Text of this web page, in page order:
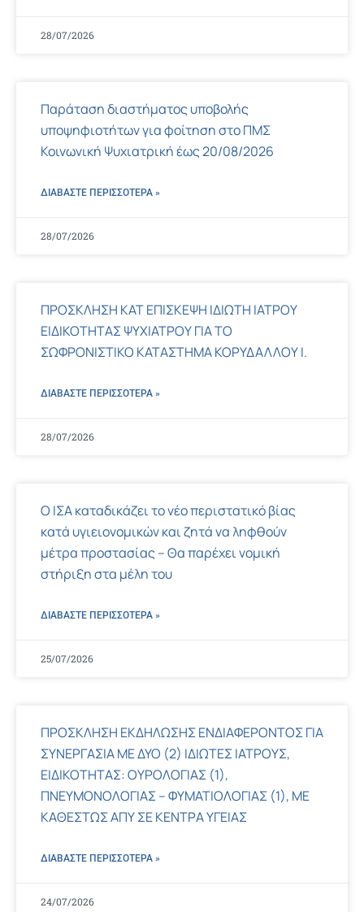
28/07/2026
Παράταση διαστήματος υποβολής
υποψηφιοτήτων για φοίτηση στο ΠΜΣ
Κοινωνική Ψυχιατρική έως 20/08/2026
ΔΙΑΒΑΣΤΕ ΠΕΡΙΣΣΌΤΕΡΑ »
28/07/2026
ΠΡΟΣΚΛΗΣΗ ΚΑΤ ΕΠΙΣΚΕΨΗ ΙΔΙΩΤΗ ΙΑΤΡΟΥ
ΕΙΔΙΚΟΤΗΤΑΣ ΨΥΧΙΑΤΡΟΥ ΓΙΑ ΤΟ
ΣΩΦΡΟΝΙΣΤΙΚΟ ΚΑΤΑΣΤΗΜΑ ΚΟΡΥΔΑΛΛΟΥ Ι.
ΔΙΑΒΑΣΤΕ ΠΕΡΙΣΣΌΤΕΡΑ »
28/07/2026
Ο ΙΣΑ καταδικάζει το νέο περιστατικό βίας
κατά υγιειονομικών και ζητά να ληφθούν
μέτρα προστασίας – Θα παρέχει νομική
στήριξη στα μέλη του
ΔΙΑΒΑΣΤΕ ΠΕΡΙΣΣΌΤΕΡΑ »
25/07/2026
ΠΡΟΣΚΛΗΣΗ ΕΚΔΗΛΩΣΗΣ ΕΝΔΙΑΦΕΡΟΝΤΟΣ ΓΙΑ
ΣΥΝΕΡΓΑΣΙΑ ΜΕ ΔΥΟ (2) ΙΔΙΩΤΕΣ ΙΑΤΡΟΥΣ,
ΕΙΔΙΚΟΤΗΤΑΣ: ΟΥΡΟΛΟΓΙΑΣ (1),
ΠΝΕΥΜΟΝΟΛΟΓΙΑΣ – ΦΥΜΑΤΙΟΛΟΓΙΑΣ (1), ΜΕ
ΚΑΘΕΣΤΩΣ ΑΠΥ ΣΕ ΚΕΝΤΡΑ ΥΓΕΙΑΣ
ΔΙΑΒΑΣΤΕ ΠΕΡΙΣΣΌΤΕΡΑ »
24/07/2026